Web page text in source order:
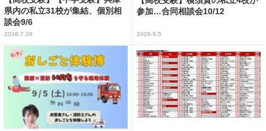
県内の私立31校が集結、個別相
談会9/6
2026.7.28
参加…合同相談会10/12
2026.8.5